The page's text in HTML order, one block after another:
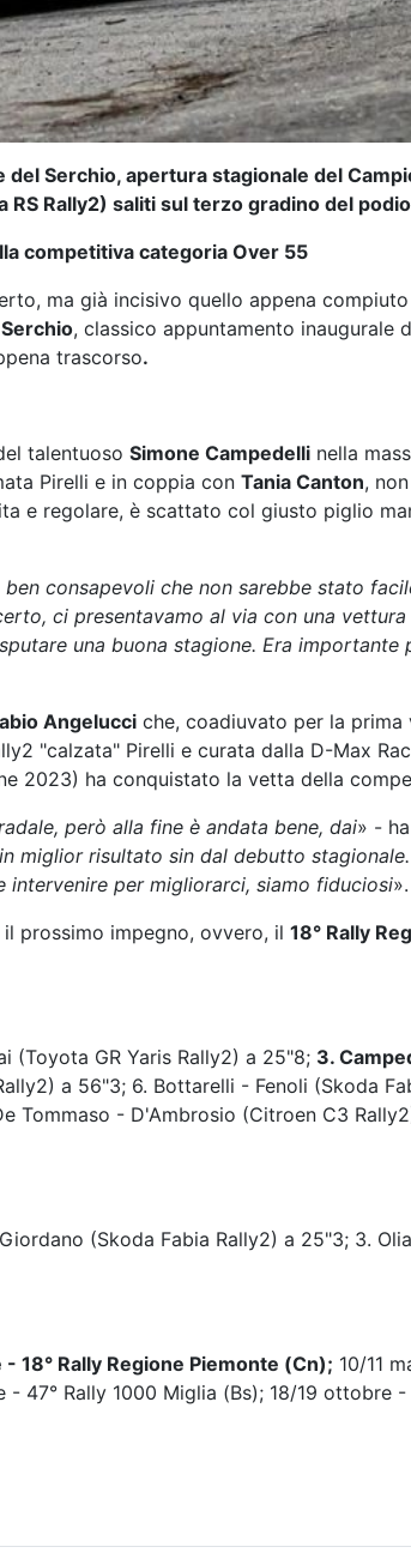
Serchio, apertura stagionale del
Rally2) saliti sul terzo gradino del podio
competitiva categoria Over 55
ma già incisivo quello appena
, classico appuntamento inaugurale
trascorso.
talentuoso Simone Campedelli nella
Pirelli e in coppia con Tania Canton,
e regolare, è scattato col giusto piglio
consapevoli che non sarebbe stato
ci presentavamo al via con una
una buona stagione. Era
Angelucci che, coadiuvato per la
"calzata" Pirelli e curata dalla D-Max
2023) ha conquistato la vetta della
però alla fine è andata bene, dai» -
miglior risultato sin dal debutto
intervenire per migliorarci, siamo fiduciosi».
prossimo impegno, ovvero, il 18° Rally
(Toyota GR Yaris Rally2) a 25"8; 3.
a 56"3; 6. Bottarelli - Fenoli (Skoda
Tommaso - D'Ambrosio (Citroen C3
(Skoda Fabia Rally2) a 25"3; 3.
- 18° Rally Regione Piemonte (Cn); 10/11
47° Rally 1000 Miglia (Bs); 18/19 ottobre -